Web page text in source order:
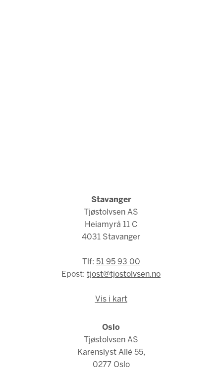
Stavanger
Tjøstolvsen AS
Heiamyrå 11 C
4031 Stavanger
Tlf: 51 95 93 00
Epost: tjost@tjostolvsen.no
Vis i kart
Oslo
Tjøstolvsen AS
Karenslyst Allé 55,
0277 Oslo